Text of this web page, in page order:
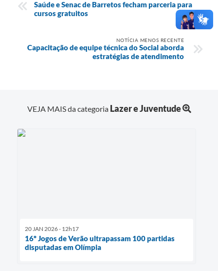
Saúde e Senac de Barretos fecham parceria para
cursos gratuitos
NOTÍCIA MENOS RECENTE
Capacitação de equipe técnica do Social aborda
estratégias de atendimento
VEJA MAIS da categoria Lazer e Juventude
20 JAN 2026 - 12h17
16º Jogos de Verão ultrapassam 100 partidas
disputadas em Olímpia